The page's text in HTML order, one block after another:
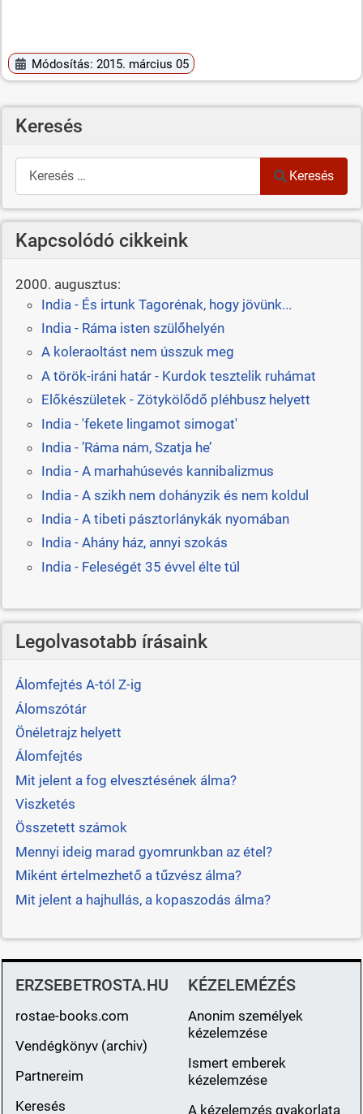
Módosítás: 2015. március 05
Keresés
Keresés
Keresés
Kapcsolódó cikkeink
2000. augusztus:
India - És irtunk Tagorénak, hogy jövünk...
India - Ráma isten szülőhelyén
A koleraoltást nem ússzuk meg
A török-iráni határ - Kurdok tesztelik ruhámat
Előkészületek - Zötykölődő pléhbusz helyett
India - 'fekete lingamot simogat'
India - ’Ráma nám, Szatja he’
India - A marhahúsevés kannibalizmus
India - A szikh nem dohányzik és nem koldul
India - A tibeti pásztorlánykák nyomában
India - Ahány ház, annyi szokás
India - Feleségét 35 évvel élte túl
Legolvasotabb írásaink
Álomfejtés A-tól Z-ig
Álomszótár
Önéletrajz helyett
Álomfejtés
Mit jelent a fog elvesztésének álma?
Viszketés
Összetett számok
Mennyi ideig marad gyomrunkban az étel?
Miként értelmezhető a tűzvész álma?
Mit jelent a hajhullás, a kopaszodás álma?
ERZSEBETROSTA.HU
rostae-books.com
Vendégkönyv (archiv)
Partnereim
Keresés
KÉZELEMÉZÉS
Anonim személyek
kézelemzése
Ismert emberek
kézelemzése
A kézelemzés gyakorlata